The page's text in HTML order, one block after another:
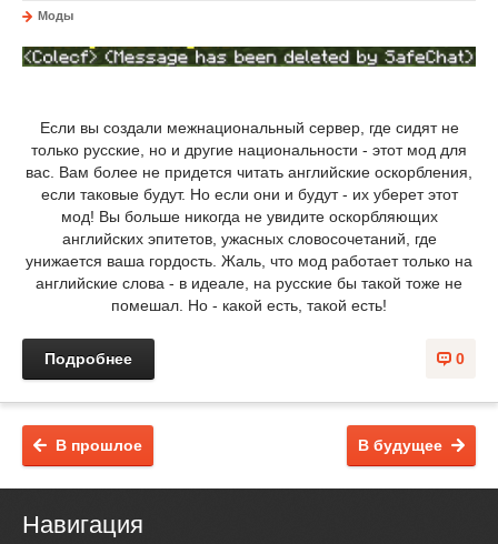
Моды
Если вы создали межнациональный сервер, где сидят не
только русские, но и другие национальности - этот мод для
вас. Вам более не придется читать английские оскорбления,
если таковые будут. Но если они и будут - их уберет этот
мод! Вы больше никогда не увидите оскорбляющих
английских эпитетов, ужасных словосочетаний, где
унижается ваша гордость. Жаль, что мод работает только на
английские слова - в идеале, на русские бы такой тоже не
помешал. Но - какой есть, такой есть!
0
Подробнее
В будущее
В прошлое
Навигация